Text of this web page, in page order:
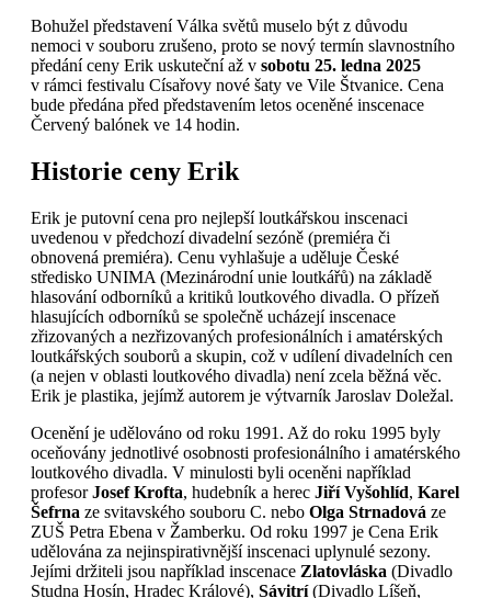
Bohužel představení Válka světů muselo být z důvodu
nemoci v souboru zrušeno, proto se nový termín slavnostního
předání ceny Erik uskuteční až v sobotu 25. ledna 2025
v rámci festivalu Císařovy nové šaty ve Vile Štvanice. Cena
bude předána před představením letos oceněné inscenace
Červený balónek ve 14 hodin.
Historie ceny Erik
Erik je putovní cena pro nejlepší loutkářskou inscenaci
uvedenou v předchozí divadelní sezóně (premiéra či
obnovená premiéra). Cenu vyhlašuje a uděluje České
středisko UNIMA (Mezinárodní unie loutkářů) na základě
hlasování odborníků a kritiků loutkového divadla. O přízeň
hlasujících odborníků se společně ucházejí inscenace
zřizovaných a nezřizovaných profesionálních i amatérských
loutkářských souborů a skupin, což v udílení divadelních cen
(a nejen v oblasti loutkového divadla) není zcela běžná věc.
Erik je plastika, jejímž autorem je výtvarník Jaroslav Doležal.
Ocenění je udělováno od roku 1991. Až do roku 1995 byly
oceňovány jednotlivé osobnosti profesionálního i amatérského
loutkového divadla. V minulosti byli oceněni například
profesorJosef Krofta, hudebník a herec Jiří Vyšohlíd, Karel
Šefrna ze svitavského souboru C. nebo Olga Strnadová ze
ZUŠ Petra Ebena v Žamberku. Od roku 1997 je Cena Erik
udělována za nejinspirativnější inscenaci uplynulé sezony.
Jejími držiteli jsou například inscenace Zlatovláska (Divadlo
Studna Hosín, Hradec Králové), Sávitrí(Divadlo Líšeň,